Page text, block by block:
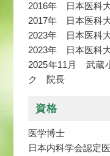
2016年 日本医科
2017年 日本医科
2023年 日本医科
2023年 日本医科
2025年11月 武蔵
ク 院長
資格
医学博士
日本内科学会認定